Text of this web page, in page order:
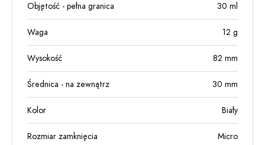
Objętość - pełna granica 30 ml
Waga 12 g
Wysokość 82 mm
Średnica - na zewnątrz 30 mm
Kolor Biały
Rozmiar zamknięcia Micro